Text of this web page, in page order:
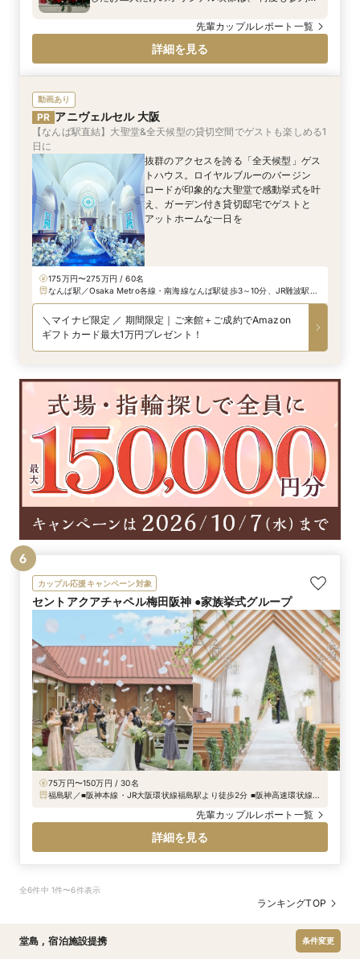
る演出です。 会場によって3Dマッピングの種類も異
なる為、ご両家様のテーマに合わせたご演出が可能
先輩カップルレポート一覧
詳細を見る
動画あり
PR アニヴェルセル 大阪
【なんば駅直結】大聖堂&全天候型の貸切空間でゲストも楽しめる1
日に
抜群のアクセスを誇る「全天候型」ゲス
トハウス。ロイヤルブルーのバージン
ロードが印象的な大聖堂で感動挙式を叶
え、ガーデン付き貸切邸宅でゲストと
アットホームな一日を
175万円〜275万円 / 60名
なんば駅／Osaka Metro各線・南海線なんば駅徒歩3～10分、JR難波駅徒1
分、大阪難波駅徒歩7分
＼マイナビ限定 ／ 期間限定｜ご来館＋ご成約でAmazon
ギフトカード最大1万円プレゼント！
カップル応援キャンペーン対象
セントアクアチャペル梅田阪神 ●家族挙式グループ
75万円〜150万円 / 30名
福島駅／■阪神本線・JR大阪環状線福島駅より徒歩2分 ■阪神高速環状線梅
先輩カップルレポート一覧
詳細を見る
6
全6件中 1件〜6件表示
ランキングTOP
堂島 , 宿泊施設提携 条件変更